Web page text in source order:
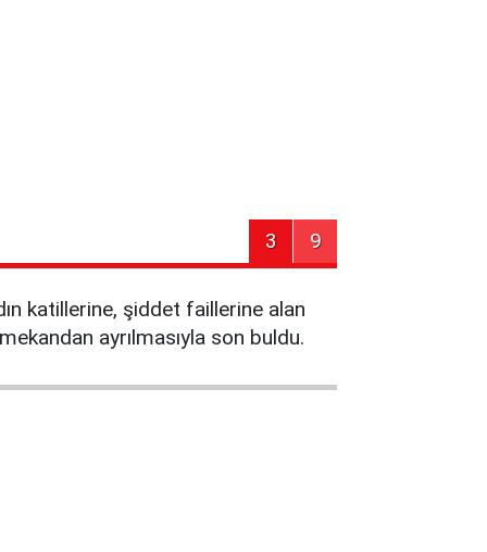
3 9
katillerine, şiddet faillerine alan
ayrılmasıyla son buldu.